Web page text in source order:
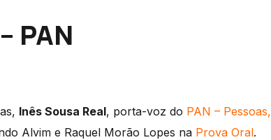
PAN
Inês Sousa Real, porta-voz do PAN –
Alvim e Raquel Morão Lopes na Prova Oral.